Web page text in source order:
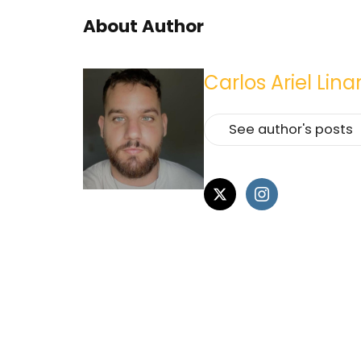
About Author
Carlos Ariel
See author's posts